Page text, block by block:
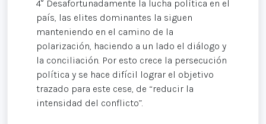
4° Desafortunadamente la lucha política en el
país, las elites dominantes la siguen
manteniendo en el camino de la
polarización, haciendo a un lado el diálogo y
la conciliación. Por esto crece la persecución
política y se hace difícil lograr el objetivo
trazado para este cese, de “reducir la
intensidad del conflicto”.